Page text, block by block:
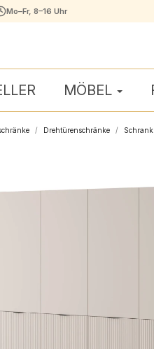
Mo–Fr, 8–16 Uhr
MÖBEL
Drehtürenschränke